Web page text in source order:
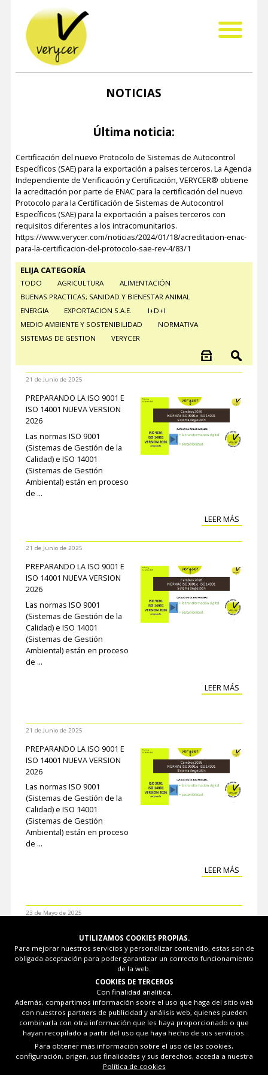
UTILIZAMOS COOKIES PROPIAS.
Para mejorar nuestros servicios y personalizar contenido, estas son de
obligada aceptación para poder garantizar un correcto funcionamiento
de la web.
COOKIES DE TERCEROS
Con finalidad analítica.
Además, compartimos información sobre el uso que haga del sitio web
con nuestros partners de publicidad y análisis web, quienes pueden
combinarla con otra información que les haya proporcionado o que
hayan recopilado a partir del uso que haya hecho de sus servicios.
Para obtener más información sobre el uso de las cookies,
configuración, origen, sus finalidades y sus derechos, acceda a nuestra
Política de cookies
NOTICIAS
Última noticia:
Certificación del nuevo Protocolo de Sistemas de Autocontrol
Específicos (SAE) para la exportación a países terceros. La Agencia
Independiente de Verificación y Certificación, VERYCER® obtiene
la acreditación por parte de ENAC para la certificación del nuevo
Protocolo para la Certificación de Sistemas de Autocontrol
Específicos (SAE) para la exportación a países terceros con
requisitos diferentes a los intracomunitarios.
https://www.verycer.com/noticias/2024/01/18/acreditacion-enac-
para-la-certificacion-del-protocolo-sae-rev-4/83/1
ELIJA CATEGORÍA
TODO AGRICULTURA
ALIMENTACIÓN
BUENAS PRACTICAS; SANIDAD Y BIENESTAR ANIMAL
ENERGIA
EXPORTACION S.A.E.
I+D+I
MEDIO AMBIENTE Y SOSTENIBILIDAD
NORMATIVA
SISTEMAS DE GESTION
VERYCER
21 de Junio de 2025
PREPARANDO LA ISO 9001 E
ISO 14001 NUEVA VERSION
2026
Las normas ISO 9001
(Sistemas de Gestión de la
Calidad) e ISO 14001
(Sistemas de Gestión
Ambiental) están en proceso
de ...
LEER MÁS
21 de Junio de 2025
PREPARANDO LA ISO 9001 E
ISO 14001 NUEVA VERSION
2026
Las normas ISO 9001
(Sistemas de Gestión de la
Calidad) e ISO 14001
(Sistemas de Gestión
Ambiental) están en proceso
de ...
LEER MÁS
21 de Junio de 2025
PREPARANDO LA ISO 9001 E
ISO 14001 NUEVA VERSION
2026
Las normas ISO 9001
(Sistemas de Gestión de la
Calidad) e ISO 14001
(Sistemas de Gestión
Ambiental) están en proceso
de ...
LEER MÁS
23 de Mayo de 2025
EN LA PRODUCCIÓN DE
CORDEROS LIBRE DE
ANTIBIÓTICOS
La Granja de Desarrollo
ha obtenido la
certificación “Libre de ...
LEER MÁS